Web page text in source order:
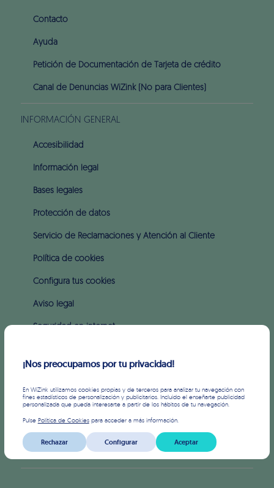
Contacto
Ayuda
Petición de Documentación de Tarjeta de crédito
Canal de Denuncias WiZink (No para Clientes)
INFORMACIÓN GENERAL
Accesibilidad
Información legal
Bases legales
Protección de datos
Servicio de Reclamaciones y Atención al Cliente
Política de cookies
Configura tus cookies
Aviso legal
Seguridad en internet
Prensa
APIS
¡Nos preocupamos por tu privacidad!
En WiZink utilizamos cookies propias y de terceros para analizar tu navegación con
fines estadísticos de personalización y publicitarios. Incluido el enseñarte publicidad
personalizada que pueda interesarte a partir de los hábitos de tu navegación.
Pulse Política de Cookiespara acceder a más información.
Rechazar Configurar Aceptar